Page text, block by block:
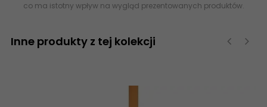
co ma istotny wpływ na wygląd prezentowanych produktów.
Inne produkty z tej kolekcji